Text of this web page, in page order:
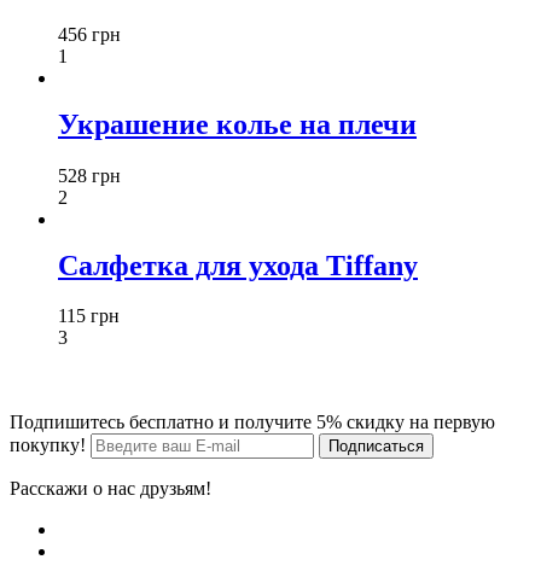
456 грн
1
Украшение колье на плечи
528 грн
2
Салфетка для ухода Tiffany
115 грн
3
Подпишитесь бесплатно и получите 5% скидку на первую
покупку!
Расскажи о нас друзьям!